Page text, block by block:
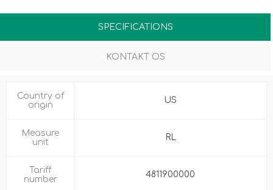
SPECIFICATIONS
KONTAKT OS
Country of
origin
US
Measure
unit
RL
Tariff
number
4811900000